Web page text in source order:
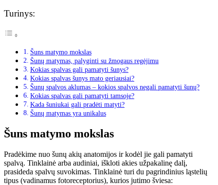
Turinys:
Šuns matymo mokslas
Šunų matymas, palyginti su žmogaus regėjimu
Kokias spalvas gali pamatyti šunys?
Kokias spalvas šunys mato geriausiai?
Šunų spalvos aklumas – kokios spalvos negali pamatyti šunų?
Kokias spalvas gali pamatyti tamsoje?
Kada šuniukai gali pradėti matyti?
Šunų matymas yra unikalus
Šuns matymo mokslas
Pradėkime nuo šunų akių anatomijos ir kodėl jie gali pamatyti
spalvą. Tinklainė arba audiniai, iškloti akies užpakalinę dalį,
prasideda spalvų suvokimas. Tinklainė turi du pagrindinius ląstelių
tipus (vadinamus fotoreceptorius), kurios jutimo šviesa: